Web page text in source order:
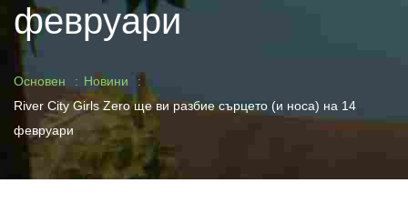
февруари
Основен
Новини
River City Girls Zero ще ви разбие сърцето (и носа) на 14
февруари